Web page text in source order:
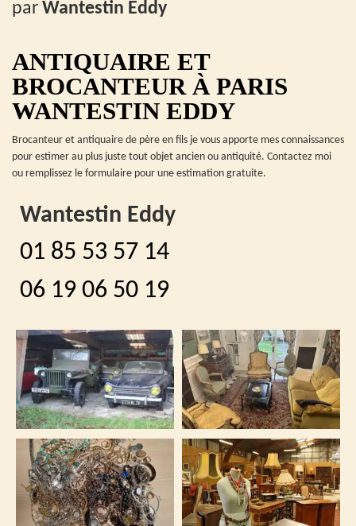
par Wantestin Eddy
ANTIQUAIRE ET
BROCANTEUR À PARIS
WANTESTIN EDDY
Brocanteur et antiquaire de père en fils je vous apporte mes connaissances
pour estimer au plus juste tout objet ancien ou antiquité. Contactez moi
ou remplissez le formulaire pour une estimation gratuite.
Wantestin Eddy
01 85 53 57 14
06 19 06 50 19